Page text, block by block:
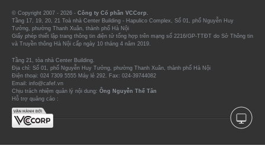
© Copyright 2007 - 2026 - Công ty Cổ phần VCCorp.
Tầng 17, 19, 20, 21 Toà nhà Center Building - Hapulico Complex, Số 01, phố Nguyễn Huy
Tưởng, phường Thanh Xuân, thành phố Hà Nội
Giấy phép thiết lập trang thông tin điện tử tổng hợp trên mạng số 2216/GP-TTĐT do Sở Thông tin
và Truyền thông Hà Nội cấp ngày 10 tháng 4 năm 2019.
Tầng 21, tòa nhà Center Building.
Địa chỉ: Số 01, phố Nguyễn Huy Tưởng, phường Thanh Xuân, thành phố Hà Nội
Điện thoại: 024 7309 5555 Máy lẻ 292. Fax: 024-39744082
Email: info@cafef.vn
Chịu trách nhiệm quản lý nội dung: Ông Nguyễn Thế Tân
Hỗ trợ quảng cáo :